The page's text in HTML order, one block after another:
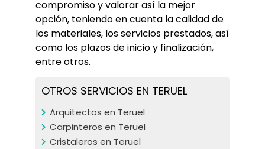
compromiso y valorar así la mejor
opción, teniendo en cuenta la calidad de
los materiales, los servicios prestados, así
como los plazos de inicio y finalización,
entre otros.
OTROS SERVICIOS EN TERUEL
Arquitectos en Teruel
Carpinteros en Teruel
Cristaleros en Teruel